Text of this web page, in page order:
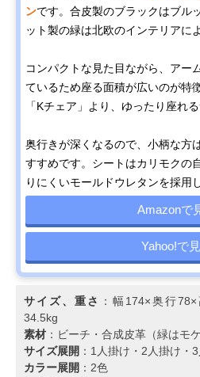
ンです。合皮製のブラックはブル
ット製の緑は北欧のインテリアに
コンパクトな見た目ながら、アー
ているため座る面積が広いのが特
「Kチェア」より、ゆったり座れ
奥行きが深くなるので、小柄な方
すすめです。シートはカリモクの
りにくいモールドウレタンを採用
Amazonで
Yahoo!で
サイズ、重さ
：幅174×奥行
34.5kg
素材 ：ビーチ・合成皮革（緑はモ
サイズ展開 ：1人掛け・2人掛け・
カラー展開 ：2色